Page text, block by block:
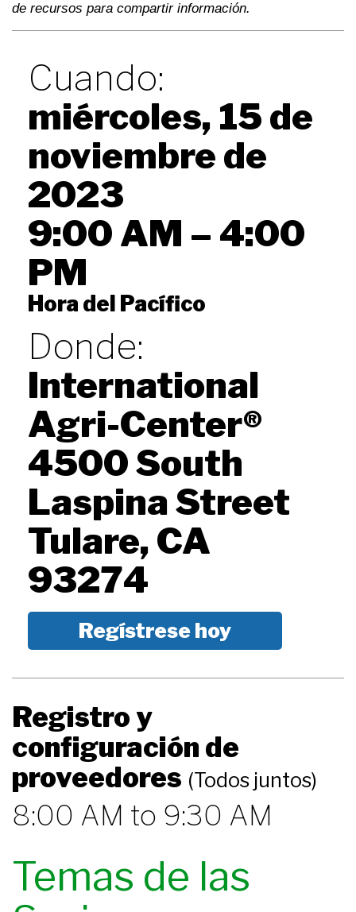
de recursos para compartir información.
Cuando:
miércoles, 15 de
noviembre de
2023
9:00 AM – 4:00
PM
Hora del Pacífico
Donde:
International
Agri-Center®
4500 South
Laspina Street
Tulare, CA
93274
Regístrese hoy
Registro y
configuración de
proveedores (Todos juntos)
8:00 AM to 9:30 AM
Temas de las